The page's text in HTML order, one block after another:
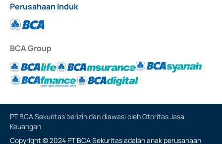
Perusahaan Induk
BCA Group
PT BCA Sekuritas berizin dan diawasi oleh Otoritas Jasa
Keuangan
Copyright © 2024 PT BCA Sekuritas adalah anak perusahaan